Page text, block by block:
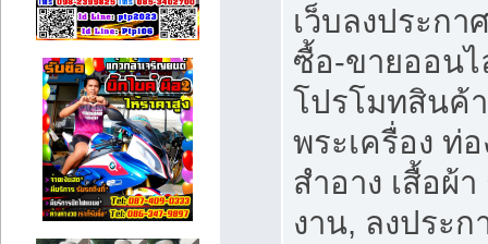
เว็บลงประก
ซื้อ-ขายออน
โปรโมทสินค้
พระเครื่อง ท่อ
สำอาง เสื้อผ้
งาน, ลงประ